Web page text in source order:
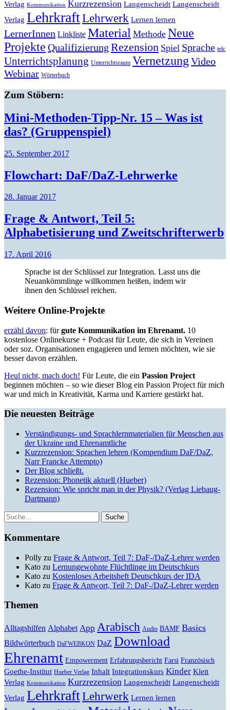
Verlag Kommunikation Kurzrezension Langenscheidt Langenscheidt
Verlag LehrkraftLehrwerk Lernen lernen
LernerInnen Linkliste Material Methode Neue
Projekte Qualifizierung Rezension Spiel Sprache telc
Unterrichtsplanung Unterrichtsraum Vernetzung Video
Webinar Wörterbuch
Zum Stöbern:
Mini-Methoden-Tipp-Nr. 15 – Was ist
das? (Gruppenspiel)
25. September 2017
Flowchart: DaF/DaZ-Lehrwerke
28. Januar 2017
Frage & Antwort, Teil 5:
Alphabetisierung und Zweitschrifterwerb
17. April 2016
Sprache ist der Schlüssel zur Integration. Lasst uns die
Neuankömmlinge willkommen heißen, indem wir
ihnen den Schlüssel reichen.
Weitere Online-Projekte
erzähl davon: fürgute Kommunikation im Ehrenamt. 10
kostenlose Onlinekurse + Podcast für Leute, die sich in Vereinen
oder soz. Organisationen engagieren und lernen möchten, wie sie
besser davon erzählen.
Heul nicht, mach doch! Für Leute, die ein Passion Project
beginnen möchten – so wie dieser Blog ein Passion Project für mich
war und mich in Kreativität, Karma und Karriere gestärkt hat.
Die neuesten Beiträge
Verständigungs- und Sprachlernmaterialien für Menschen aus
der Ukraine und Ehrenamtliche
Kurzrezension: Sprachen lehren (Kompendium DaF/DaZ,
Narr Francke Attempto)
Der Blog schließt.
Rezension: Phonetik aktuell (Hueber)
Rezension: Wie spricht man in der Physik? (Verlag Liebaug-
Dartmann)
Suche
Kommentare
Polly zu Frage & Antwort, Teil 7: DaF-/DaZ-Lehrer werden
Kato zu Lernungewohnte Flüchtlinge im Deutschkurs
Kato zu Kostenloses Arbeitsheft Deutschkurs der IDA
Kato zu Frage & Antwort, Teil 7: DaF-/DaZ-Lehrer werden
Themen
Alltagshilfen Alphabet App Arabisch Audio BAMF Basics
Bildwörterbuch DaFWEBKON DaZ Download
Ehrenamt Empowerment Erfahrungsbericht Farsi Französisch
Goethe-Institut Hueber Verlag Inhalt Integrationskurs Kinder Klett
Verlag Kommunikation Kurzrezension Langenscheidt Langenscheidt
Verlag LehrkraftLehrwerk Lernen lernen